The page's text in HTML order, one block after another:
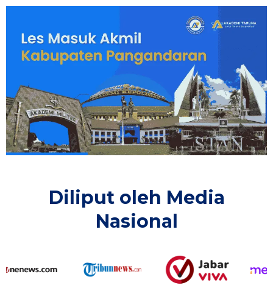
Diliput oleh Media
Nasional​